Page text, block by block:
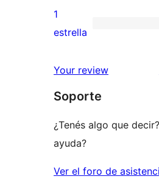
3
estrellas
valoraciones
de
estrellas
2
de
estrellas
1
estrella
Your review
Soporte
¿Tenés algo que
ayuda?
Ver el foro de